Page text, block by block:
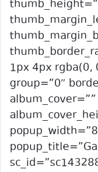
1px 4px rgba(0,
group=”0″